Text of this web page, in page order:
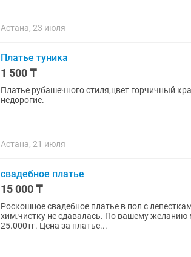
Астана, 23 июля
Платье туника
1 500 ₸
Платье рубашечного стиля,цвет горчичный
недорогие.
Астана, 21 июля
свадебное платье
15 000 ₸
Роскошное свадебное платье в пол с
хим.чистку не сдавалась. По вашему желанию
25.000тг. Цена за платье...